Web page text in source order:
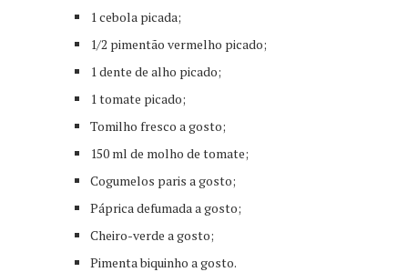
1 cebola picada;
1/2 pimentão vermelho picado;
1 dente de alho picado;
1 tomate picado;
Tomilho fresco a gosto;
150 ml de molho de tomate;
Cogumelos paris a gosto;
Páprica defumada a gosto;
Cheiro-verde a gosto;
Pimenta biquinho a gosto.